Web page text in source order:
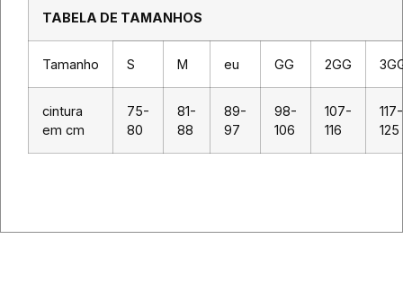
TABELA DE TAMANHOS
Tamanho S M eu GG 2GG
cintura
em cm
75-
80
81-
88
89-
97
98-
106
107-
116
117-
125